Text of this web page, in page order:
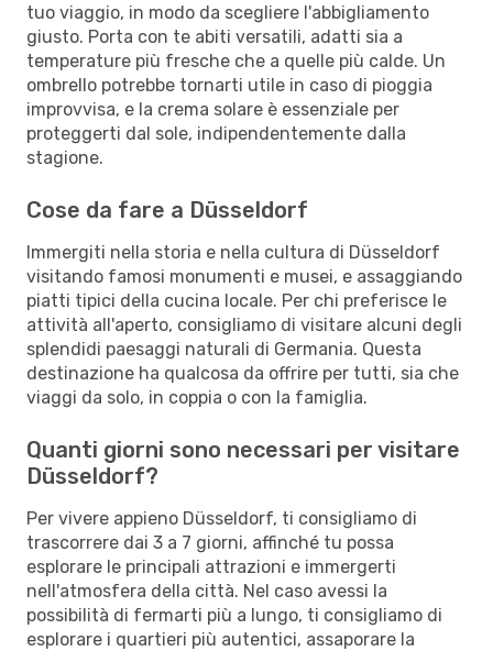
tuo viaggio, in modo da scegliere l'abbigliamento
giusto. Porta con te abiti versatili, adatti sia a
temperature più fresche che a quelle più calde. Un
ombrello potrebbe tornarti utile in caso di pioggia
improvvisa, e la crema solare è essenziale per
proteggerti dal sole, indipendentemente dalla
stagione.
Cose da fare a Düsseldorf
Immergiti nella storia e nella cultura di Düsseldorf
visitando famosi monumenti e musei, e assaggiando
piatti tipici della cucina locale. Per chi preferisce le
attività all'aperto, consigliamo di visitare alcuni degli
splendidi paesaggi naturali di Germania. Questa
destinazione ha qualcosa da offrire per tutti, sia che
viaggi da solo, in coppia o con la famiglia.
Quanti giorni sono necessari per visitare
Düsseldorf?
Per vivere appieno Düsseldorf, ti consigliamo di
trascorrere dai 3 a 7 giorni, affinché tu possa
esplorare le principali attrazioni e immergerti
nell'atmosfera della città. Nel caso avessi la
possibilità di fermarti più a lungo, ti consigliamo di
esplorare i quartieri più autentici, assaporare la